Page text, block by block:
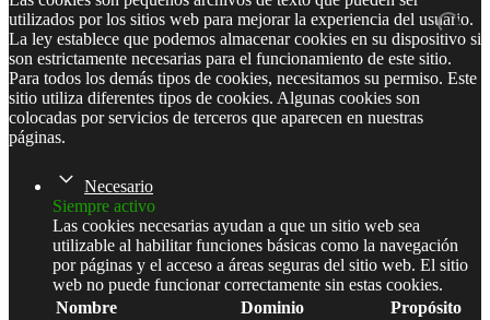
utilizados por los sitios web para mejorar la experiencia del usuario.
La ley establece que podemos almacenar cookies en su dispositivo si
son estrictamente necesarias para el funcionamiento de este sitio.
Para todos los demás tipos de cookies, necesitamos su permiso. Este
sitio utiliza diferentes tipos de cookies. Algunas cookies son
colocadas por servicios de terceros que aparecen en nuestras
páginas.
Necesario
Siempre activo
Las cookies necesarias ayudan a que un sitio web sea
utilizable al habilitar funciones básicas como la navegación
por páginas y el acceso a áreas seguras del sitio web. El sitio
web no puede funcionar correctamente sin estas cookies.
Nombre
Dominio Propósito